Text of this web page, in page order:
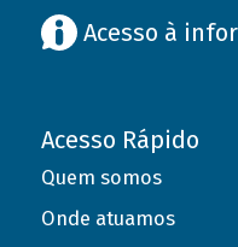
Acesso à
Acesso Rápido
Quem somos
Onde atuamos